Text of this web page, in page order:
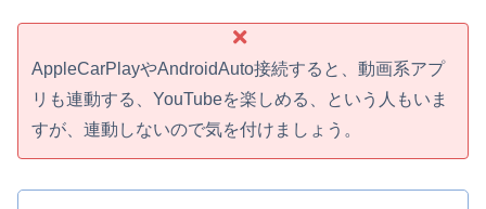
AppleCarPlayやAndroidAuto接続すると、動画系アプ
リも連動する、YouTubeを楽しめる、という人もいま
すが、連動しないので気を付けましょう。